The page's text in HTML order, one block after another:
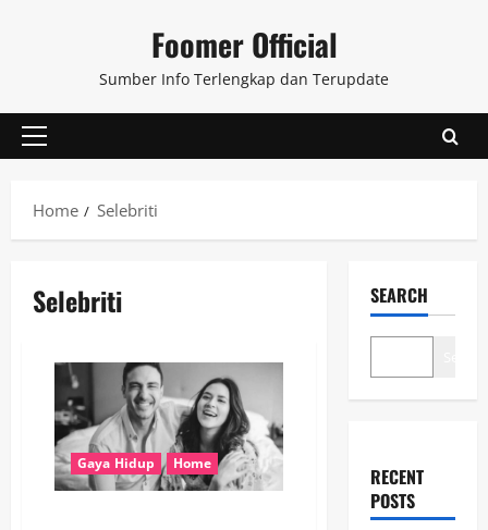
Foomer Official
Sumber Info Terlengkap dan Terupdate
Primary
Home
Selebriti
Selebriti
Gaya Hidup Home
SEARCH
RECENT
POSTS